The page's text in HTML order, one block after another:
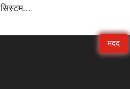
मदद
सिस्टम...